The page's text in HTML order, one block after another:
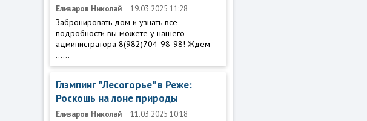
Елизаров Николай 19.03.2025 11:28
Забронировать дом и узнать все
подробности вы можете у нашего
администратора 8(982)704-98-98! Ждем
......
Глэмпинг "Лесогорье" в Реже:
Роскошь на лоне природы
Елизаров Николай 11.03.2025 10:18